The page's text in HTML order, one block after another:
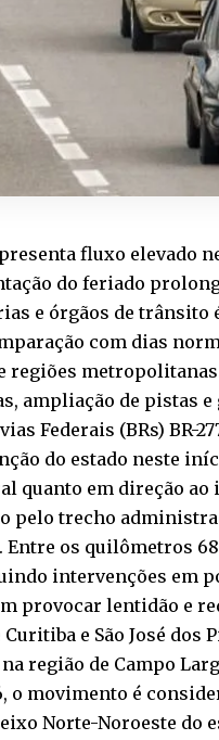
fluxo elevado
do feriado
e órgãos de trânsito
com dias
regiões
ampliação de pistas e
Federais (BRs) BR-
do estado neste
quanto em direção
pelo trecho
os quilômetros 68
intervenções em
provocar lentidão e
e São José dos
região de Campo
o movimento é
Norte-Noroeste do